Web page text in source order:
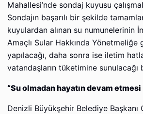
Mahallesi’nde sondaj kuyusu
Sondajın başarılı bir şekilde
kuyulardan alınan su numunelerinin
Amaçlı Sular Hakkında Yönetmeliğe
yapılacağı, daha sonra ise iletim
vatandaşların tüketimine sunulacağı
“Su olmadan hayatın devam
Denizli Büyükşehir Belediye Başkanı